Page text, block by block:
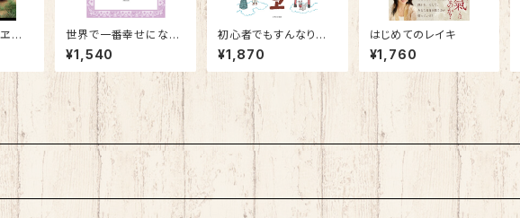
ソ
世界で一番幸せになる!
ときめき自分ノート
¥1,540
初心者でもすんなり読
める ゼロから始める
ホツマツタヱ
¥1,870
はじめてのレイキ
¥1,760